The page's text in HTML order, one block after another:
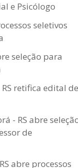
e Psicólogo
seletivos
seleção para
retifica edital de
- RS abre
de
abre processos